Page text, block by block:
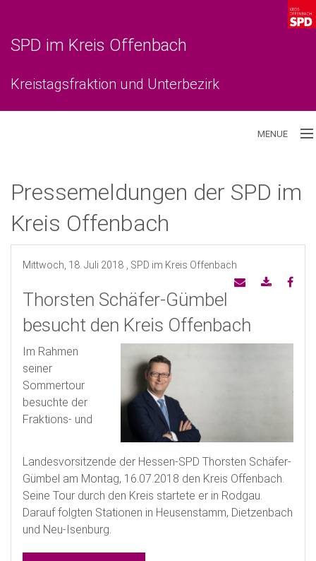
SPD im Kreis Offenbach
Kreistagsfraktion und Unterbezirk
MENUE
Unterbezirk
Pressemeldungen der SPD im
Kreis Offenbach
Mittwoch, 18. Juli 2018 , SPD im Kreis Offenbach
Thorsten Schäfer-Gümbel
besucht den Kreis Offenbach
Im Rahmen
seiner
Sommertour
besuchte der
Fraktions- und
Landesvorsitzende der Hessen-SPD Thorsten Schäfer-
Gümbel am Montag, 16.07.2018 den Kreis Offenbach.
Seine Tour durch den Kreis startete er in Rodgau.
Darauf folgten Stationen in Heusenstamm, Dietzenbach
und Neu-Isenburg.